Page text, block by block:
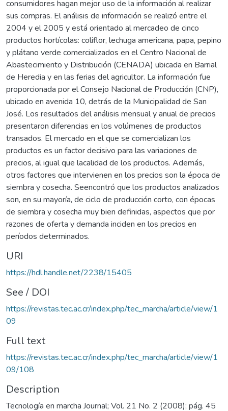
consumidores hagan mejor uso de la información al realizar
sus compras. El análisis de información se realizó entre el
2004 y el 2005 y está orientado al mercadeo de cinco
productos hortícolas: coliflor, lechuga americana, papa, pepino
y plátano verde comercializados en el Centro Nacional de
Abastecimiento y Distribución (CENADA) ubicada en Barrial
de Heredia y en las ferias del agricultor. La información fue
proporcionada por el Consejo Nacional de Producción (CNP),
ubicado en avenida 10, detrás de la Municipalidad de San
José. Los resultados del análisis mensual y anual de precios
presentaron diferencias en los volúmenes de productos
transados. El mercado en el que se comercializan los
productos es un factor decisivo para las variaciones de
precios, al igual que lacalidad de los productos. Además,
otros factores que intervienen en los precios son la época de
siembra y cosecha. Seencontró que los productos analizados
son, en su mayoría, de ciclo de producción corto, con épocas
de siembra y cosecha muy bien definidas, aspectos que por
razones de oferta y demanda inciden en los precios en
períodos determinados.
URI
https://hdl.handle.net/2238/15405
See / DOI
https://revistas.tec.ac.cr/index.php/tec_marcha/article/view/1
09
Full text
https://revistas.tec.ac.cr/index.php/tec_marcha/article/view/1
09/108
Description
Tecnología en marcha Journal; Vol. 21 No. 2 (2008); pág. 45